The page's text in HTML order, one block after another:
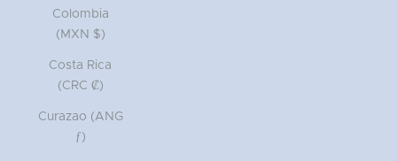
Colombia
(MXN $)
Costa Rica
(CRC ₡)
Curazao (ANG
ƒ)